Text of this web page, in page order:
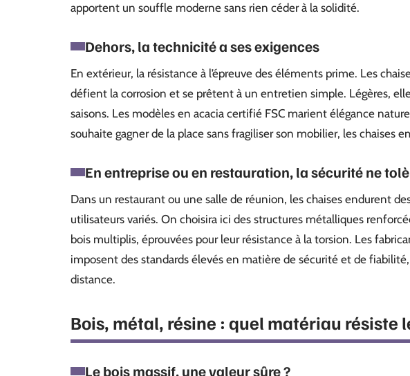
apportent un souffle moderne sans rien céder à la solidité.
Dehors, la technicité a ses exigences
En extérieur, la résistance à l’épreuve des éléments prime. Les
défient la corrosion et se prêtent à un entretien simple. Légères,
saisons. Les modèles en acacia certifié FSC marient élégance
souhaite gagner de la place sans fragiliser son mobilier, les chaises
En entreprise ou en restauration, la sécurité ne
Dans un restaurant ou une salle de réunion, les chaises endurent
utilisateurs variés. On choisira ici des structures métalliques
bois multiplis, éprouvées pour leur résistance à la torsion. Les
imposent des standards élevés en matière de sécurité et de
distance.
Bois, métal, résine : quel matériau résiste
Le bois massif, une valeur sûre ?